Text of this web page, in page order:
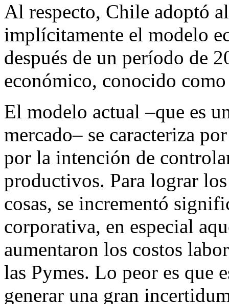
Al respecto, Chile adoptó
implícitamente el modelo
después de un período de
económico, conocido
El modelo actual –que es
mercado– se caracteriza
por la intención de
productivos. Para lograr
cosas, se incrementó
corporativa, en especial
aumentaron los costos
las Pymes. Lo peor es que
generar una gran